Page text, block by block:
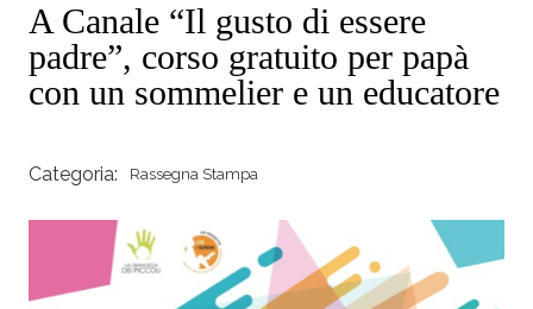
A Canale “Il gusto di essere
padre”, corso gratuito per papà
con un sommelier e un educatore
Categoria: Rassegna Stampa